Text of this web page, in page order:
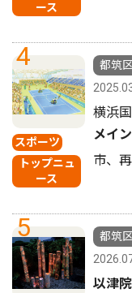
ース
4
スポーツ
トップニュ
ース
都筑
横浜
メイ
市、
5
都筑
以津